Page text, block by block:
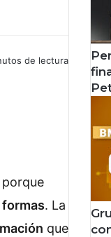
de lectura
porque
. La
que